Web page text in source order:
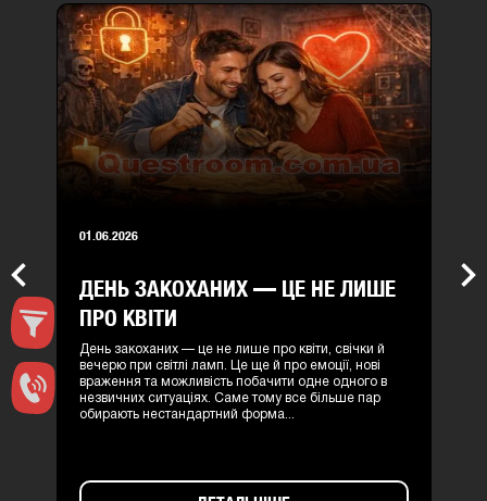
Previous
ДЕНЬ ЗАКОХАНИХ — ЦЕ НЕ ЛИШЕ
ПРО КВІТИ
День закоханих — це не лише про квіти, свічки й
вечерю при світлі ламп. Це ще й про емоції, нові
враження та можливість побачити одне одного в
незвичних ситуаціях. Саме тому все більше пар
обирають нестандартний форма...
01.06.2026